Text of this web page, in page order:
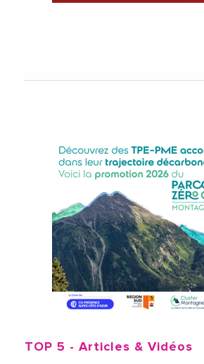
TOP 5 - Articles & Vidéos